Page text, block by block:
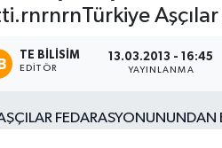
Aşçılar
TE BILISIM
EDITÖR
13.03.2013 - 16:45
YAYINLANMA